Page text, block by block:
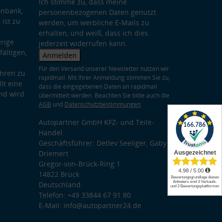
ist zu
zu
eine
wird
personenbezogenen Daten genutzt
werden, um werbliche E-Mails zu
erhalten, und weiß, dass ich dies
jederzeit widerrufen kann.
Anmelden
Für den Versand unserer Newsletter nutzen wir
rapidmail. Mit Ihrer Anmeldung stimmen Sie zu,
dass die eingegebenen Daten an rapidmail
übermittelt werden. Beachten Sie bitte auch die
AGB und Datenschutzbestimmungen.
Autopartner GmbH KFZ- und Teile-
Handel
Geschäftsführer: Detlev Seeliger, Gaby
Driemert
Gregor-von-Brück-Ring 1
14822 Brück
Deutschland
Telefon: +49 33844 67 91 80
E-Mail: info@autopartner24.de